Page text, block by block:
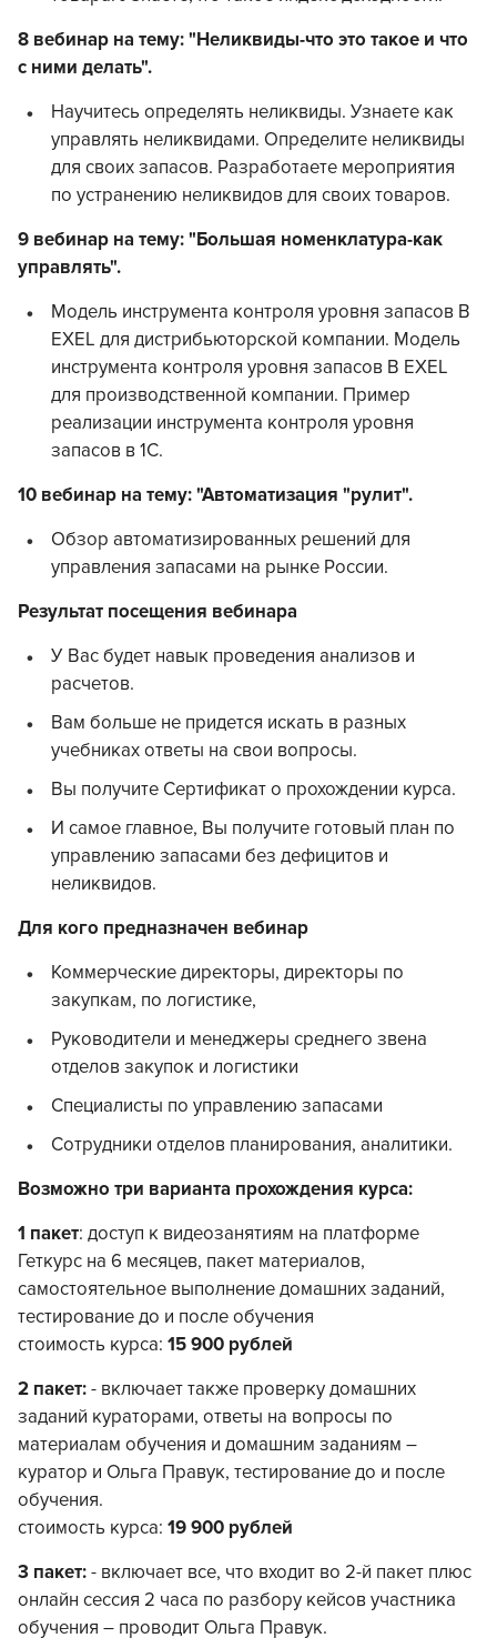
8 вебинар на тему: "Неликвиды-что это такое и что
с ними делать".
Научитесь определять неликвиды. Узнаете как
управлять неликвидами. Определите неликвиды
для своих запасов. Разработаете мероприятия
по устранению неликвидов для своих товаров.
9 вебинар на тему: "Большая номенклатура-как
управлять".
Модель инструмента контроля уровня запасов В
EXEL для дистрибьюторской компании. Модель
инструмента контроля уровня запасов В EXEL
для производственной компании. Пример
реализации инструмента контроля уровня
запасов в 1С.
10 вебинар на тему: "Автоматизация "рулит".
Обзор автоматизированных решений для
управления запасами на рынке России.
Результат посещения вебинара
У Вас будет навык проведения анализов и
расчетов.
Вам больше не придется искать в разных
учебниках ответы на свои вопросы.
Вы получите Сертификат о прохождении курса.
И самое главное, Вы получите готовый план по
управлению запасами без дефицитов и
неликвидов.
Для кого предназначен вебинар
Коммерческие директоры, директоры по
закупкам, по логистике,
Руководители и менеджеры среднего звена
отделов закупок и логистики
Специалисты по управлению запасами
Сотрудники отделов планирования, аналитики.
Возможно три варианта прохождения курса:
1 пакет: доступ к видеозанятиям на платформе
Геткурс на 6 месяцев, пакет материалов,
самостоятельное выполнение домашних заданий,
тестирование до и после обучения
стоимость курса: 15 900 рублей
2 пакет: - включает также проверку домашних
заданий кураторами, ответы на вопросы по
материалам обучения и домашним заданиям –
куратор и Ольга Правук, тестирование до и после
обучения.
стоимость курса: 19 900 рублей
3 пакет: - включает все, что входит во 2-й пакет плюс
онлайн сессия 2 часа по разбору кейсов участника
обучения – проводит Ольга Правук.